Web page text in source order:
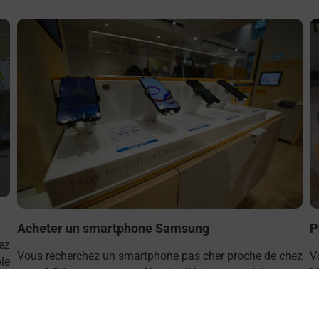
En savoir plus
Acheter un smartphone Samsung
Vous recherchez un smartphone pas cher proche de chez
vous ? Découvrez notre offre de téléphones mobiles